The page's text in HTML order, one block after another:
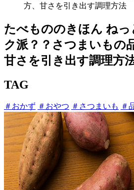
方、甘さを引き出す調理方法
たべもののきほん ねっ
ク派？？さつまいもの
甘さを引き出す調理方
TAG
＃おかず ＃おやつ ＃さつまいも ＃